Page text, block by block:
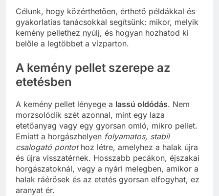
Célunk, hogy közérthetően, érthető példákkal és
gyakorlatias tanácsokkal segítsünk: mikor, melyik
kemény pellethez nyúlj, és hogyan hozhatod ki
belőle a legtöbbet a vízparton.
A kemény pellet szerepe az
etetésben
A kemény pellet lényege a lassú oldódás. Nem
morzsolódik szét azonnal, mint egy laza
etetőanyag vagy egy gyorsan omló, mikro pellet.
Emiatt a horgászhelyen folyamatos, stabil
csalogató pontothoz létre, amelyhez a halak újra
és újra visszatérnek. Hosszabb pecákon, éjszakai
horgászatoknál, vagy a nyári melegben, amikor a
halak ráérősek és az etetés gyorsan elfogyhat, ez
aranyat ér.